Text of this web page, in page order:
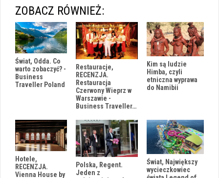
ZOBACZ RÓWNIEŻ:
Świat, Odda. Co
warto zobaczyć? -
Business
Traveller Poland
Restauracje,
RECENZJA.
Restauracja
Czerwony Wieprz w
Warszawie -
Business Traveller…
Kim są ludzie
Himba, czyli
etniczna wyprawa
do Namibii
Hotele,
RECENZJA.
Vienna House by
Polska, Regent.
Jeden z
Świat, Największy
wycieczkowiec